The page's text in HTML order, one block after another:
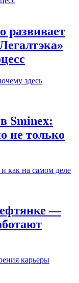
развивает
Sminex:
не только
—